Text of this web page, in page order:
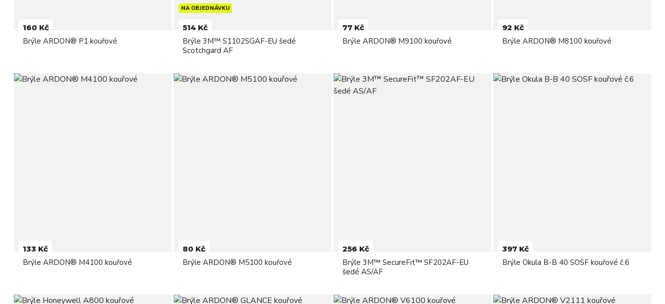
160 Kč
Brýle ARDON® P1 kouřové
NA OBJEDNÁVKU
514 Kč
Brýle 3M™ S1102SGAF-EU šedé
Scotchgard AF
77 Kč
Brýle ARDON® M9100 kouřové
92 Kč
Brýle ARDON® M8100 kouřové
133 Kč
Brýle ARDON® M4100 kouřové
80 Kč
Brýle ARDON® M5100 kouřové
256 Kč
Brýle 3M™ SecureFit™ SF202AF-EU
šedé AS/AF
397 Kč
Brýle Okula B-B 40 SOSF kouřové č.6